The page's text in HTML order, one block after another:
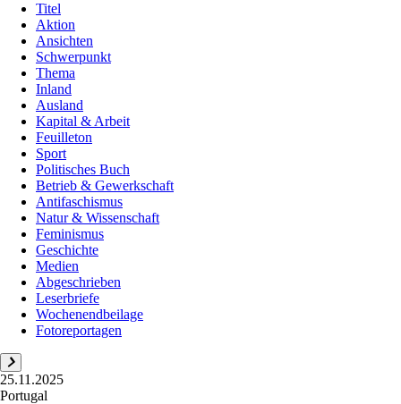
Titel
Aktion
Ansichten
Schwerpunkt
Thema
Inland
Ausland
Kapital & Arbeit
Feuilleton
Sport
Politisches Buch
Betrieb & Gewerkschaft
Antifaschismus
Natur & Wissenschaft
Feminismus
Geschichte
Medien
Abgeschrieben
Leserbriefe
Wochenendbeilage
Fotoreportagen
25.11.2025
Portugal